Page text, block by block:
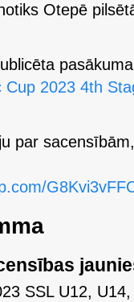
Otepē
Cup 2023 4th
par
SSL U12,